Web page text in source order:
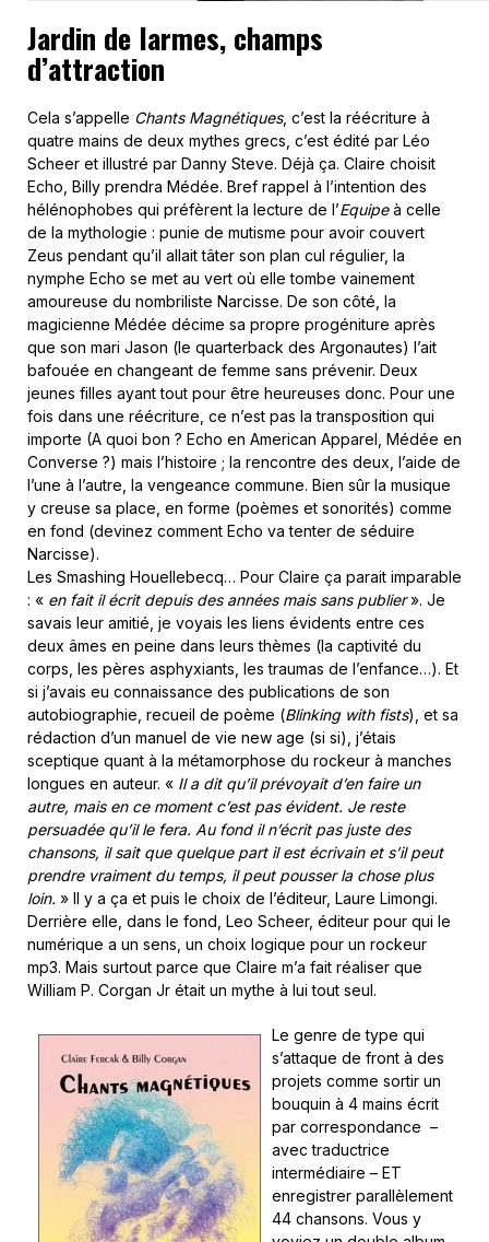
Jardin de larmes, champs
d’attraction
Cela s’appelle Chants Magnétiques, c’est la réécriture à
quatre mains de deux mythes grecs, c’est édité par Léo
Scheer et illustré par Danny Steve. Déjà ça. Claire choisit
Echo, Billy prendra Médée. Bref rappel à l’intention des
hélénophobes qui préfèrent la lecture de l’Equipeà celle
de la mythologie : punie de mutisme pour avoir couvert
Zeus pendant qu’il allait tâter son plan cul régulier, la
nymphe Echo se met au vert où elle tombe vainement
amoureuse du nombriliste Narcisse. De son côté, la
magicienne Médée décime sa propre progéniture après
que son mari Jason (le quarterback des Argonautes) l’ait
bafouée en changeant de femme sans prévenir. Deux
jeunes filles ayant tout pour être heureuses donc. Pour une
fois dans une réécriture, ce n’est pas la transposition qui
importe (A quoi bon ? Echo en American Apparel, Médée en
Converse ?) mais l’histoire ; la rencontre des deux, l’aide de
l’une à l’autre, la vengeance commune. Bien sûr la musique
y creuse sa place, en forme (poèmes et sonorités) comme
en fond (devinez comment Echo va tenter de séduire
Narcisse).
Les Smashing Houellebecq… Pour Claire ça parait imparable
: « en fait il écrit depuis des années mais sans publier». Je
savais leur amitié, je voyais les liens évidents entre ces
deux âmes en peine dans leurs thèmes (la captivité du
corps, les pères asphyxiants, les traumas de l’enfance…). Et
si j’avais eu connaissance des publications de son
autobiographie, recueil de poème (Blinking with fists), et sa
rédaction d’un manuel de vie new age (si si), j’étais
sceptique quant à la métamorphose du rockeur à manches
longues en auteur. « Ila dit qu’il prévoyait d’en faire un
autre, mais en ce moment c’est pas évident. Je reste
persuadée qu’il le fera. Au fond il n’écrit pas juste des
chansons, il sait que quelque part il est écrivain et s’il peut
prendre vraiment du temps, il peut pousser la chose plus
loin. » Il y a ça et puis le choix de l’éditeur, Laure Limongi.
Derrière elle, dans le fond, Leo Scheer, éditeur pour qui le
numérique a un sens, un choix logique pour un rockeur
mp3. Mais surtout parce que Claire m’a fait réaliser que
William P. Corgan Jr était un mythe à lui tout seul.
Le genre de type qui
s’attaque de front à des
projets comme sortir un
bouquin à 4 mains écrit
par correspondance –
avec traductrice
intermédiaire – ET
enregistrer parallèlement
44 chansons. Vous y